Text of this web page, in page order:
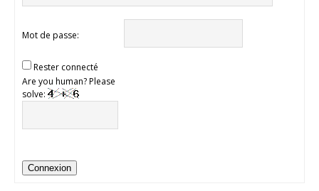
Mot de passe:
Rester connecté
Are you human? Please
solve:
Connexion